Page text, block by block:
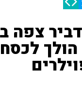
צפה
הולך